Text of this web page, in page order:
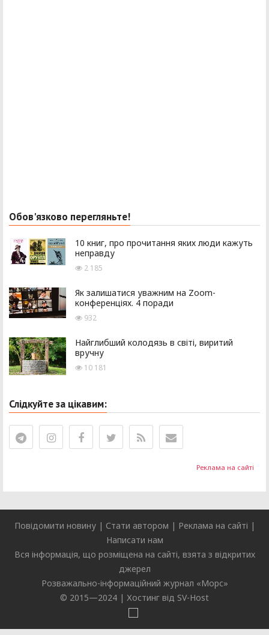
Реклама на сайті
Обов'язково перегляньте!
10 книг, про прочитання яких люди кажуть
неправду
2 185
Як залишатися уважним на Zoom-
конференціях. 4 поради
932
Найглибший колодязь в світі, виритий
вручну
10 181
Слідкуйте за цікавим:
Повідомити новину| Стати автором | Реклама на сайті |
Написати нам
Вся інформація, що розміщена на сайті, взята з відкритих
джерел
Розважально-інформаційний журнал «Морс»
© 2015—2024 | Хостинг від SV-Host